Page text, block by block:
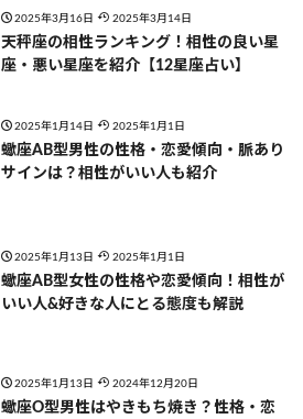
2025年3月16日 2025年3月14日
天秤座の相性ランキング！相性の良い星
座・悪い星座を紹介【12星座占い】
2025年1月14日 2025年1月1日
蠍座AB型男性の性格・恋愛傾向・脈あり
サインは？相性がいい人も紹介
2025年1月13日 2025年1月1日
蠍座AB型女性の性格や恋愛傾向！相性が
いい人&好きな人にとる態度も解説
2025年1月13日 2024年12月20日
蠍座O型男性はやきもち焼き？性格・恋